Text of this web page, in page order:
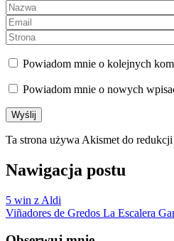
Powiadom mnie o kolejnych
Powiadom mnie o nowych
Ta strona używa Akismet do redukcji
Nawigacja postu
5 win z Aldi
Viñadores de Gredos La Escalera